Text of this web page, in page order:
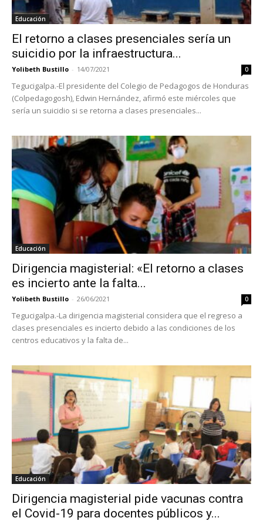
Educación
El retorno a clases presenciales sería un
suicidio por la infraestructura...
Yolibeth Bustillo - 14/07/2021 0
Tegucigalpa.-El presidente del Colegio de Pedagogos de Honduras
(Colpedagogosh), Edwin Hernández, afirmó este miércoles que
sería un suicidio si se retorna a clases presenciales...
Educación
Dirigencia magisterial: «El retorno a clases
es incierto ante la falta...
Yolibeth Bustillo - 26/06/2021 0
Tegucigalpa.-La dirigencia magisterial considera que el regreso a
clases presenciales es incierto debido a las condiciones de los
centros educativos y la falta de...
Educación
Dirigencia magisterial pide vacunas contra
el Covid-19 para docentes públicos y...